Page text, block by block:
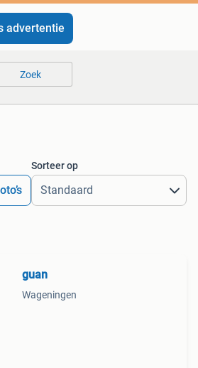
advertentie
Zoek
Sorteer op
guan
Wageningen